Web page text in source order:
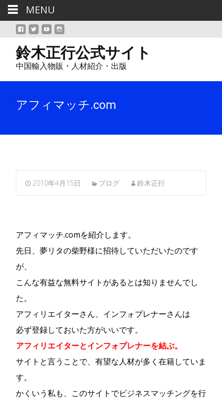
鈴木正行公式サイト
中国輸入物販・人材紹介・出版
アフィマッチ.com
2010年4月15日 ブログ 鈴木正行
アフィマッチ.comを紹介します。
先日、夢リタの柴野様に招待していただいたのです
が、
こんな有益な無料サイトがあるとは知りませんでし
た。
アフィリエイターさん、インフォプレナーさんは
必ず登録しておいた方がいいです。
アフィリエイターとインフォプレナーを結ぶ。
サイトと言うことで、有望な人材が多く在籍していま
す。
かくいう私も、このサイトでビジネスマッチングを行
MENU